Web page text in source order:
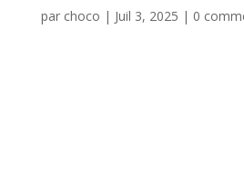
par choco | Juil 3, 2025 | 0